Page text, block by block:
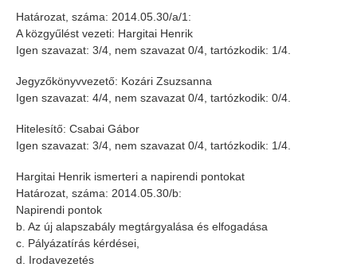
Határozat, száma: 2014.05.30/a/1:
A közgyűlést vezeti: Hargitai Henrik
Igen szavazat: 3/4, nem szavazat 0/4, tartózkodik: 1/4.
Jegyzőkönyvvezető: Kozári Zsuzsanna
Igen szavazat: 4/4, nem szavazat 0/4, tartózkodik: 0/4.
Hitelesítő: Csabai Gábor
Igen szavazat: 3/4, nem szavazat 0/4, tartózkodik: 1/4.
Hargitai Henrik ismerteri a napirendi pontokat
Határozat, száma: 2014.05.30/b:
Napirendi pontok
b. Az új alapszabály megtárgyalása és elfogadása
c. Pályázatírás kérdései,
d. Irodavezetés